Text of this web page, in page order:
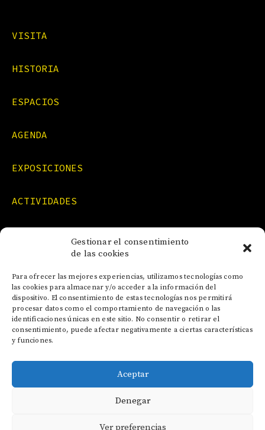
Gestionar el consentimiento
de las cookies
Para ofrecer las mejores experiencias, utilizamos tecnologías como
las cookies para almacenar y/o acceder a la información del
dispositivo. El consentimiento de estas tecnologías nos permitirá
procesar datos como el comportamiento de navegación o las
identificaciones únicas en este sitio. No consentir o retirar el
consentimiento, puede afectar negativamente a ciertas características
y funciones.
Aceptar
Denegar
Ver preferencias
VISITA
HISTORIA
ESPACIOS
AGENDA
EXPOSICIONES
ACTIVIDADES
CONTACTO
POLÍTICA DE COOKIES
POLÍTICA DE PRIVACIDAD